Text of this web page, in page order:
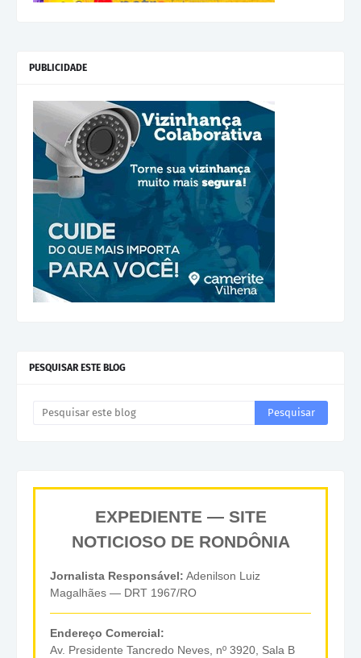
PUBLICIDADE
PESQUISAR ESTE BLOG
EXPEDIENTE — SITE
NOTICIOSO DE RONDÔNIA
Jornalista Responsável: Adenilson Luiz
Magalhães — DRT 1967/RO
Endereço Comercial:
Av. Presidente Tancredo Neves, nº 3920, Sala B